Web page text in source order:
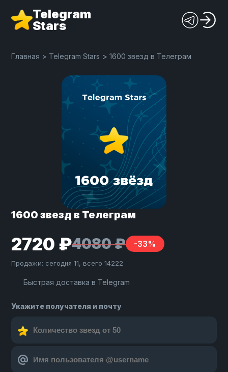
Telegram
Stars
Главная > Telegram Stars >1600 звезд в Телеграм
1600 звезд в Телеграм
2720 ₽4080 ₽ -33%
Продажи: сегодня 11, всего 14222
Быстрая доставка в Telegram
Укажите получателя и почту